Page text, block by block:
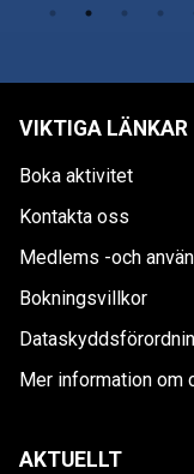
VIKTIGA LÄNKAR
Boka aktivitet
Kontakta oss
Medlems -och
Bokningsvillkor
Mer information om
AKTUELLT